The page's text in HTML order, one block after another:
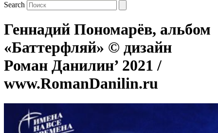
Search
Геннадий Пономарёв, альбом
«Баттерфляй» © дизайн
Роман Данилин’ 2021 /
www.RomanDanilin.ru